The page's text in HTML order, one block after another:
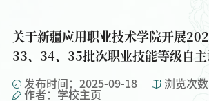
关于新疆应用职业技术学院开展
33、34、35批次职业技能等级自
发布时间：2025-09-18 浏览次数
作者：学校主页